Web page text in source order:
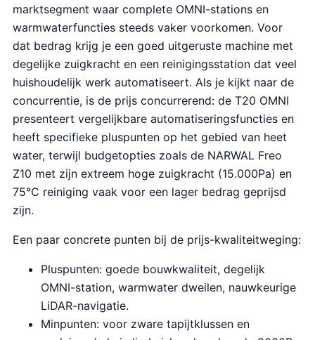
marktsegment waar complete OMNI-stations en
warmwaterfuncties steeds vaker voorkomen. Voor
dat bedrag krijg je een goed uitgeruste machine met
degelijke zuigkracht en een reinigingsstation dat veel
huishoudelijk werk automatiseert. Als je kijkt naar de
concurrentie, is de prijs concurrerend: de T20 OMNI
presenteert vergelijkbare automatiseringsfuncties en
heeft specifieke pluspunten op het gebied van heet
water, terwijl budgetopties zoals de NARWAL Freo
Z10 met zijn extreem hoge zuigkracht (15.000Pa) en
75°C reiniging vaak voor een lager bedrag geprijsd
zijn.
Een paar concrete punten bij de prijs-kwaliteitweging:
Pluspunten: goede bouwkwaliteit, degelijk
OMNI-station, warmwater dweilen, nauwkeurige
LiDAR-navigatie.
Minpunten: voor zware tapijtklussen en